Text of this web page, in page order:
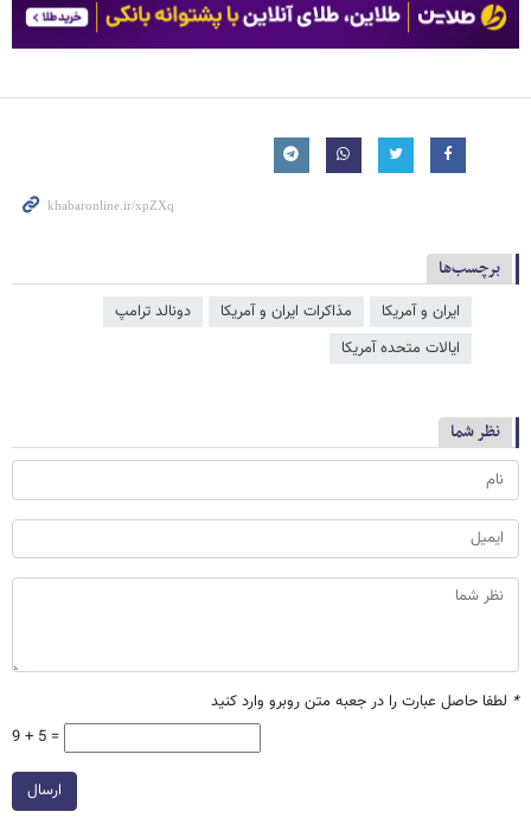
برچسب‌ها
ایران و آمریکا مذاکرات ایران و آمریکا
دونالد ترامپ
ایالات متحده آمریکا
نظر شما
* لطفا حاصل عبارت را در جعبه متن روبرو وارد کنید
9 + 5 =
ارسال